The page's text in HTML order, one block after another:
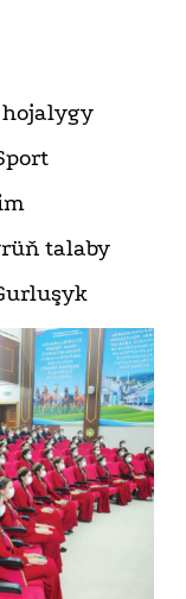
hojalygy
talaby